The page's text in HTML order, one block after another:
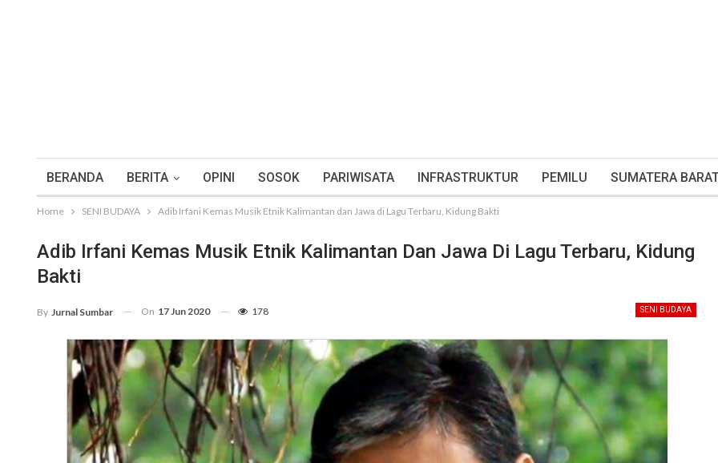
BERANDA BERITA OPINI SOSOK PARIWISATA INFRASTRUKTUR PEMILU SUMATERA
Home SENI BUDAYA Adib Irfani Kemas Musik Etnik Kalimantan dan Jawa di Lagu Terbaru, Kidung Bakti
Adib Irfani Kemas Musik Etnik Kalimantan Dan Jawa Di Lagu Terbaru, Kidung
Bakti
SENI BUDAYA
By Jurnal Sumbar On 17 Jun 2020 178